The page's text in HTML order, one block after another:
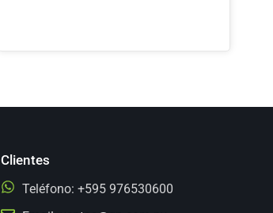
Clientes
Teléfono: +595 976530600